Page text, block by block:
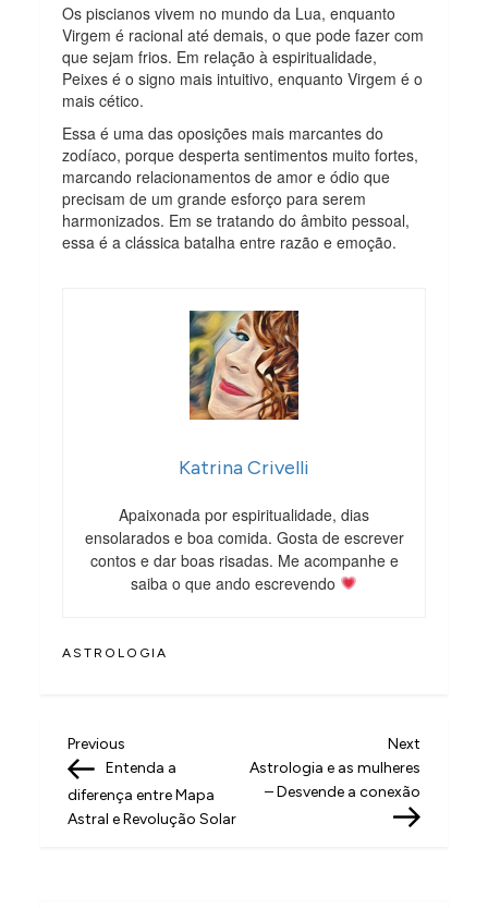
Os piscianos vivem no mundo da Lua, enquanto
Virgem é racional até demais, o que pode fazer com
que sejam frios. Em relação à espiritualidade,
Peixes é o signo mais intuitivo, enquanto Virgem é o
mais cético.
Essa é uma das oposições mais marcantes do
zodíaco, porque desperta sentimentos muito fortes,
marcando relacionamentos de amor e ódio que
precisam de um grande esforço para serem
harmonizados. Em se tratando do âmbito pessoal,
essa é a clássica batalha entre razão e emoção.
Katrina Crivelli
Apaixonada por espiritualidade, dias
ensolarados e boa comida. Gosta de escrever
contos e dar boas risadas. Me acompanhe e
saiba o que ando escrevendo
ASTROLOGIA
N
a
v
Previous
Post
Previous
Entenda a
diferença entre Mapa
Astral e Revolução Solar
Next
Post
Next
Astrologia e as mulheres
– Desvende a conexão